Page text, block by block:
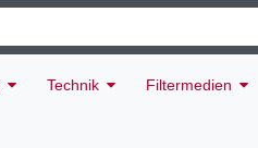
Technik Filtermedien